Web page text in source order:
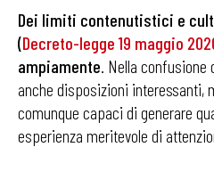
Dei limiti contenutistici e
(Decreto-legge 19 maggio
ampiamente. Nella confusione
anche disposizioni interessanti,
comunque capaci di generare
esperienza meritevole di